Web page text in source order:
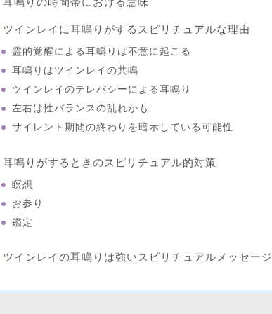
ツインレイに耳鳴りがするスピリチュアルな理由
霊的覚醒による耳鳴りは不意に起こる
耳鳴りはツインレイの共鳴
ツインレイのテレパシーによる耳鳴り
左右は性バランスの乱れかも
サイレント期間の終わりを暗示している可能性
耳鳴りがするときのスピリチュアル的対策
瞑想
お参り
鑑定
ツインレイの耳鳴りは強いスピリチュアルメッセージ